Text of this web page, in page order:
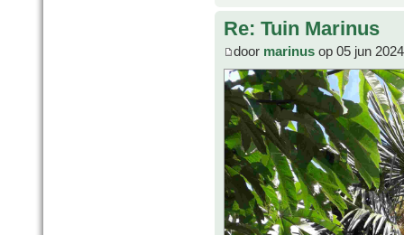
Re: Tuin Marinus
door marinus op 05 jun